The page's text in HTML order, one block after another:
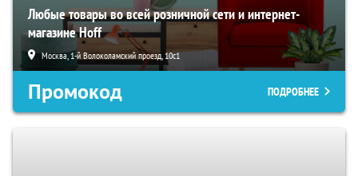
Любые товары во всей розничной сети и интернет-
магазине Hoff
Москва, 1-й Волоколамский проезд, 10с1
Промокод ПОДРОБНЕЕ